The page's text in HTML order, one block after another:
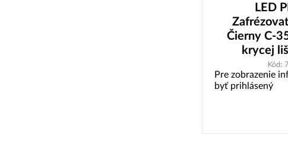
LED
Čierny C-
krycej
Kód:
Pre zobrazenie
byť prihlásený